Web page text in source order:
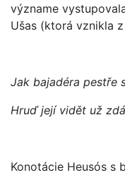
význame
Ušas (ktorá vznikla
Jak bajadéra pestře
Hruď její vidět už
Konotácie Heusós s